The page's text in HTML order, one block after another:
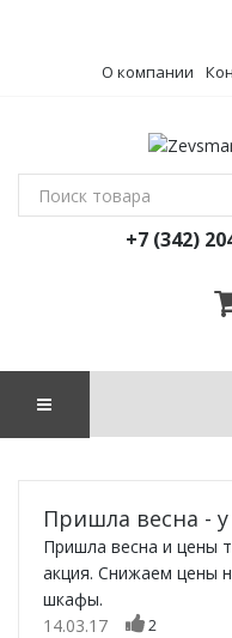
О компании
+7 (342)
Пришла весна -
Пришла весна и цены
акция. Снижаем цены
шкафы.
14.03.17
2